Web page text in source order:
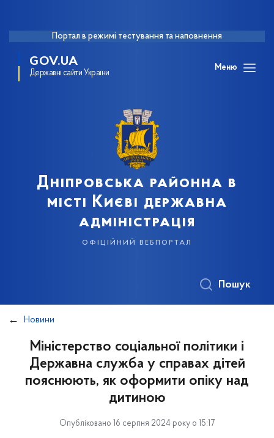
Портал в режимі тестування та наповнення
GOV.UA
Державні сайти України
Меню
Дніпровська районна в
місті Києві державна
адміністрація
офіційний вебпортал
Пошук
Новини
Міністерство соціальної політики і
Державна служба у справах дітей
пояснюють, як оформити опіку над
дитиною
Опубліковано 16 серпня 2024 року о 15:17